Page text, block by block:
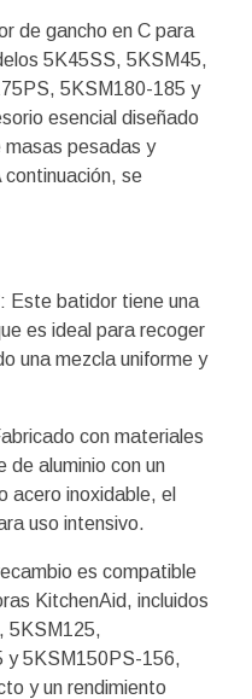
de gancho en C para
5K45SS, 5KSM45,
5KSM180-185 y
esencial diseñado
pesadas y
se
Este batidor tiene una
es ideal para recoger
una mezcla uniforme y
con materiales
de aluminio con un
acero inoxidable, el
uso intensivo.
es compatible
KitchenAid, incluidos
5KSM125,
y 5KSM150PS-156,
y un rendimiento